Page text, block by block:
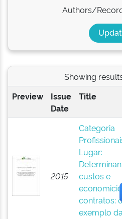
Authors/
Showing
Preview
Issue
Date
Title
2015
Categoria
Lugar:
custos e
contratos:
exemplo